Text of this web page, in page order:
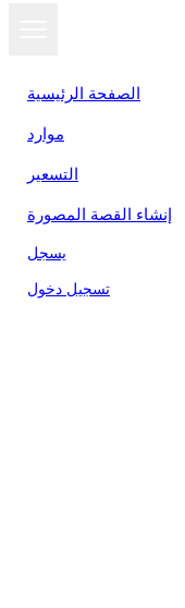
الصفحة الرئيسية
موارد
التسعير
إنشاء القصة المصورة
يسجل
تسجيل دخول